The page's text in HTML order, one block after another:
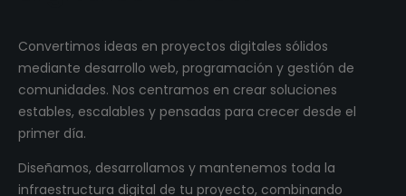
Convertimos ideas en proyectos digitales sólidos
mediante desarrollo web, programación y gestión de
comunidades. Nos centramos en crear soluciones
estables, escalables y pensadas para crecer desde el
primer día.
Diseñamos, desarrollamos y mantenemos toda la
infraestructura digital de tu proyecto, combinando